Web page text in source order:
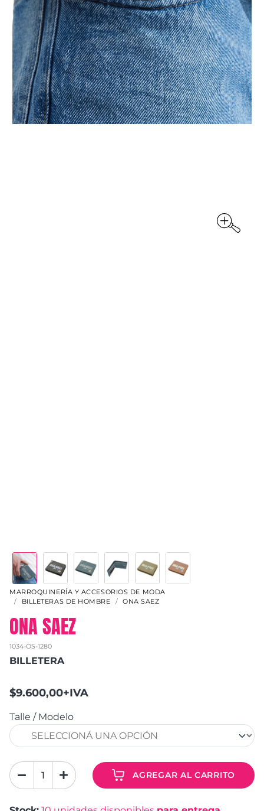
MARROQUINERÍA Y ACCESORIOS DE MODA
BILLETERAS DE HOMBRE
ONA SAEZ
ONA SAEZ
1034-OS-1280
BILLETERA
$9.600,00+IVA
Talle / Modelo
AGREGAR AL CARRITO